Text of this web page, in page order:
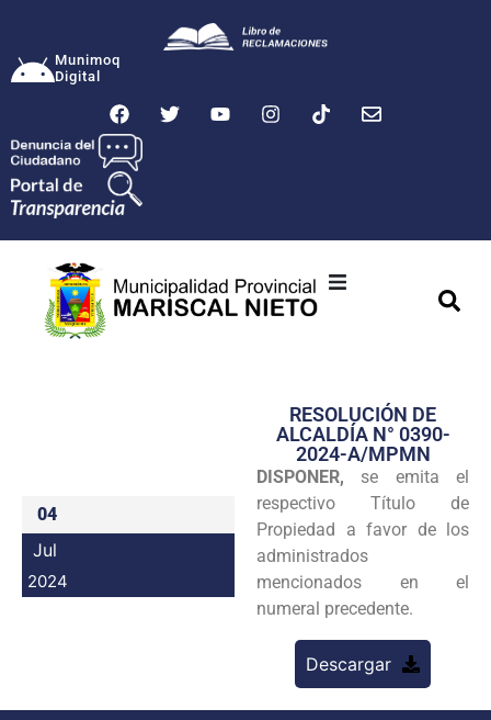
Munimoq
Digital
Transparencia
Seguridad
Programas
Intranet
04
Jul
2024
RESOLUCIÓN DE
ALCALDÍA N° 0390-
2024-A/MPMN
DISPONER, se emita el
respectivo Título de
Propiedad a favor de los
administrados
mencionados en el
numeral precedente.
Descargar